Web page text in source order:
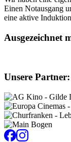
Einen Notausgang
eine aktive
Ausgezeichnet
Unsere Partner: